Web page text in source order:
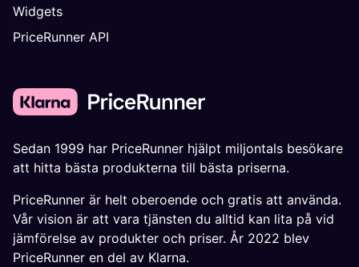
Widgets
PriceRunner API
Sedan 1999 har PriceRunner hjälpt miljontals besökare
att hitta bästa produkterna till bästa priserna.
PriceRunner är helt oberoende och gratis att använda.
Vår vision är att vara tjänsten du alltid kan lita på vid
jämförelse av produkter och priser. År 2022 blev
PriceRunner en del av Klarna.